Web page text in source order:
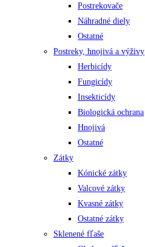
Postrekovače
Náhradné diely
Ostatné
Postreky, hnojivá a výživy
Herbicídy
Fungicídy
Insekticídy
Biologická ochrana
Hnojivá
Ostatné
Zátky
Kónické zátky
Valcové zátky
Kvasné zátky
Ostatné zátky
Sklenené fľaše